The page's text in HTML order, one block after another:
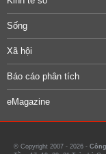
Sống
Xã hội
Báo cáo phân tích
eMagazine
© Copyright 2007 - 2026 -